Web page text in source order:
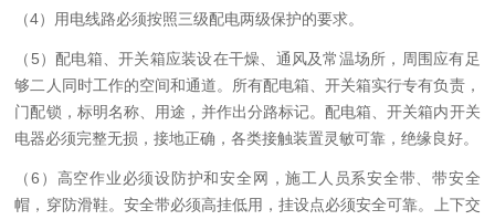
（4） 用电线路必须按照三级配电两级保护的要求。
（5）配电箱、开关箱应装设在干燥、通风及常温场所，周围应有足
够二人同时工作的空间和通道。所有配电箱、开关箱实行专有负责，
门配锁，标明名称、用途，并作出分路标记。配电箱、开关箱内开关
电器必须完整无损，接地正确，各类接触装置灵敏可靠，绝缘良好。
（6） 高空作业必须设防护和安全网，施工人员系安全带、带安全
帽，穿防滑鞋。 安全带必须高挂低用，挂设点必须安全可靠。
上下交